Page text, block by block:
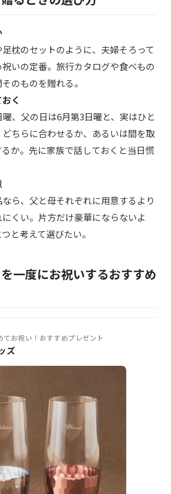
枕のセットのように、夫婦そろって
いの定番。旅行カタログや食べもの
のものを贈れる。
く
、父の日は6月第3日曜と、実はひと
ちらに合わせるか、あるいは間を取
か。先に家族で話しておくと当日慌
ら、父と母それぞれに用意するより
くい。片方だけ豪華にならないよ
と考えて選びたい。
一度にお祝いするおすすめ
お祝い！おすすめプレゼント
ズ